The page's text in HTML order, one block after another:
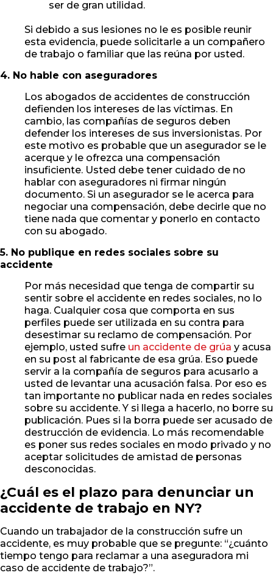
ser de gran utilidad.
Si debido a sus lesiones no le es posible reunir
esta evidencia, puede solicitarle a un compañero
de trabajo o familiar que las reúna por usted.
4. No hable con aseguradores
Los abogados de accidentes de construcción
defienden los intereses de las víctimas. En
cambio, las compañías de seguros deben
defender los intereses de sus inversionistas. Por
este motivo es probable que un asegurador se le
acerque y le ofrezca una compensación
insuficiente. Usted debe tener cuidado de no
hablar con aseguradores ni firmar ningún
documento. Si un asegurador se le acerca para
negociar una compensación, debe decirle que no
tiene nada que comentar y ponerlo en contacto
con su abogado.
5. No publique en redes sociales sobre su
accidente
Por más necesidad que tenga de compartir su
sentir sobre el accidente en redes sociales, no lo
haga. Cualquier cosa que comporta en sus
perfiles puede ser utilizada en su contra para
desestimar su reclamo de compensación. Por
ejemplo, usted sufre un accidente de grúa y acusa
en su post al fabricante de esa grúa. Eso puede
servir a la compañía de seguros para acusarlo a
usted de levantar una acusación falsa. Por eso es
tan importante no publicar nada en redes sociales
sobre su accidente. Y si llega a hacerlo, no borre su
publicación. Pues si la borra puede ser acusado de
destrucción de evidencia. Lo más recomendable
es poner sus redes sociales en modo privado y no
aceptar solicitudes de amistad de personas
desconocidas.
¿Cuál es el plazo para denunciar un
accidente de trabajo en NY?
Cuando un trabajador de la construcción sufre un
accidente, es muy probable que se pregunte: “¿cuánto
tiempo tengo para reclamar a una aseguradora mi
caso de accidente de trabajo?”.